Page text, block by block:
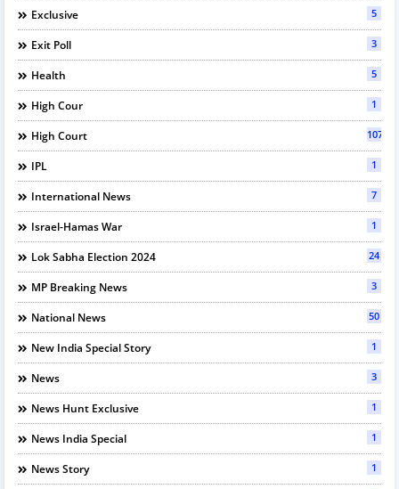
Exclusive 5
Exit Poll 3
Health 5
High Cour 1
High Court 107
IPL 1
International News 7
Israel-Hamas War 1
Lok Sabha Election 2024 24
MP Breaking News 3
National News 50
New India Special Story 1
News 3
News Hunt Exclusive 1
News India Special 1
News Story 1